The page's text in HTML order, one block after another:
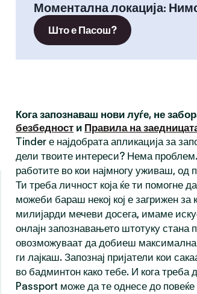
Моментална локација:
Што е Пасош?
Кога запознаваш нови луѓе, не
безбедност и Правила на
Tinder е најдобрата апликација за
дели твоите интереси? Нема
работите во кои најмногу уживаш, од
Ти треба личност која ќе ти помогне
можеби бараш некој кој е загрижен
милијарди мечеви досега, имаме
онлајн запознавањето штотуку
овозможуваат да добиеш максимална
ги лајкаш. Запознај пријатели кои
во бадминтон како тебе. И кога
Passport може да те однесе до